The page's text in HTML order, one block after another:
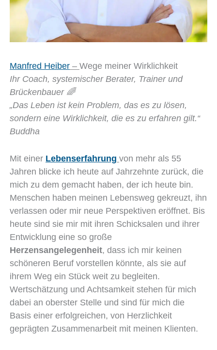
Manfred Heiber – Wege meiner Wirklichkeit
Ihr Coach, systemischer Berater, Trainer und
Brückenbauer 🌈
„Das Leben ist kein Problem, das es zu lösen,
sondern eine Wirklichkeit, die es zu erfahren gilt.“
Buddha
Mit einer Lebenserfahrung von mehr als 55
Jahren blicke ich heute auf Jahrzehnte zurück, die
mich zu dem gemacht haben, der ich heute bin.
Menschen haben meinen Lebensweg gekreuzt, ihn
verlassen oder mir neue Perspektiven eröffnet. Bis
heute sind sie mir mit ihren Schicksalen und ihrer
Entwicklung eine so große
Herzensangelegenheit, dass ich mir keinen
schöneren Beruf vorstellen könnte, als sie auf
ihrem Weg ein Stück weit zu begleiten.
Wertschätzung und Achtsamkeit stehen für mich
dabei an oberster Stelle und sind für mich die
Basis einer erfolgreichen, von Herzlichkeit
geprägten Zusammenarbeit mit meinen Klienten.